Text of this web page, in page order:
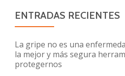
ENTRADAS RECIENTES
La gripe no es una
la mejor y más segura
protegernos